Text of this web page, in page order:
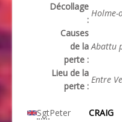
Décollage
:
Holme-
Causes
de la
perte :
Abattu
Lieu de la
perte :
Entre
SgtPeter CRAIG